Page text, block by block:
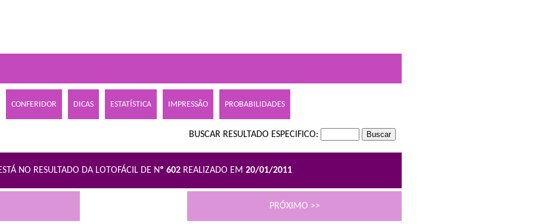
CONFERIDOR DICAS ESTATÍSTICA IMPRESSÃO PROBABILIDADES
BUSCAR RESULTADO ESPECIFICO:
NO RESULTADO DA LOTOFÁCIL DE Nº 602 REALIZADO EM 20/01/2011
PRÓXIMO >>